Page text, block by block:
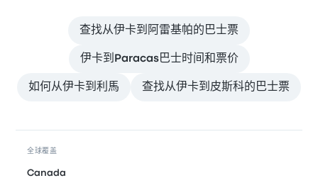
查找从伊卡到阿雷基帕的巴士票
伊卡到Paracas巴士时间和票价
如何从伊卡到利馬 查找从伊卡到皮斯科的巴士票
全球覆盖
Canada